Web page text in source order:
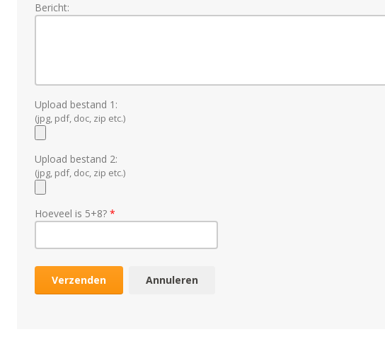
Bericht:
Upload bestand 1:
(jpg, pdf, doc, zip etc.)
Upload bestand 2:
(jpg, pdf, doc, zip etc.)
Hoeveel is 5+8?